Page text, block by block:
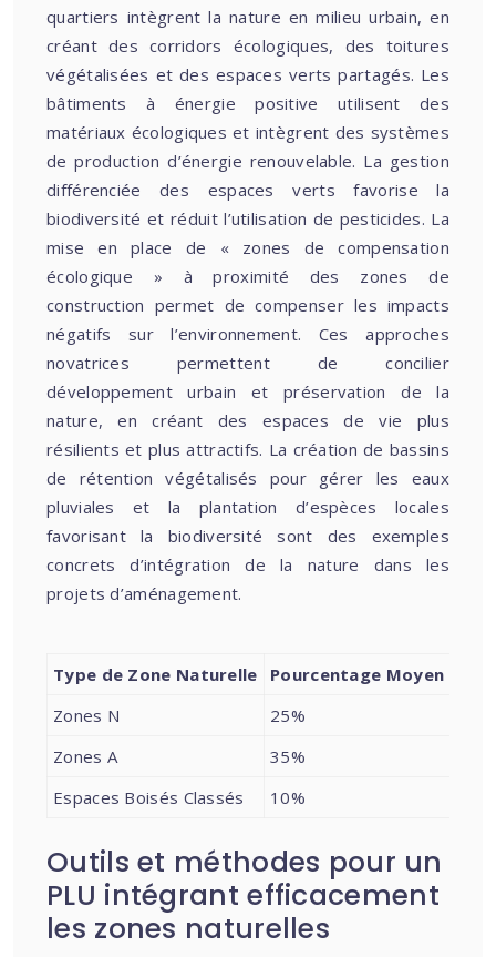
quartiers intègrent la nature en milieu urbain, en
créant des corridors écologiques, des toitures
végétalisées et des espaces verts partagés. Les
bâtiments à énergie positive utilisent des
matériaux écologiques et intègrent des systèmes
de production d’énergie renouvelable. La gestion
différenciée des espaces verts favorise la
biodiversité et réduit l’utilisation de pesticides. La
mise en place de « zones de compensation
écologique » à proximité des zones de
construction permet de compenser les impacts
négatifs sur l’environnement. Ces approches
novatrices permettent de concilier
développement urbain et préservation de la
nature, en créant des espaces de vie plus
résilients et plus attractifs. La création de bassins
de rétention végétalisés pour gérer les eaux
pluviales et la plantation d’espèces locales
favorisant la biodiversité sont des exemples
concrets d’intégration de la nature dans les
projets d’aménagement.
Type de Zone Naturelle
Pourcentage Moyen du
Zones N
25%
Zones A
35%
Espaces Boisés Classés
10%
Outils et méthodes pour un
PLU intégrant efficacement
les zones naturelles